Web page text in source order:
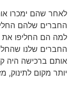
לאחר שהם ימכרו
החברים שלהם
למה הם החליפו את
החברים שלנו
אותם ברכישה היה
יותר מקום לתינוק,